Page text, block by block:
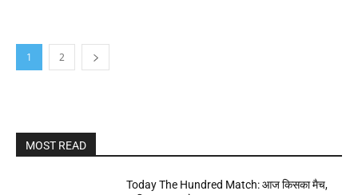
1 2
MOST READ
Today The Hundred Match: आज किसका मैच,